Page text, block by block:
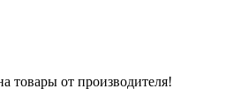
товары от производителя!